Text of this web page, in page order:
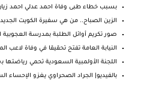
بسبب خطاء طبى وفاة احمد عدلي احمد
الزين الصباح.. من هي سفيرة الكويت
صور تكريم أوائل الطلبة بمدرسة العجوبية
النيابة العامة تفتح تحقيقا في وفاة لاعب
اللجنة الأولمبية السعودية تحمي رياضتها
بالفيديو| الجراد الصحراوي يغزو الإحساء